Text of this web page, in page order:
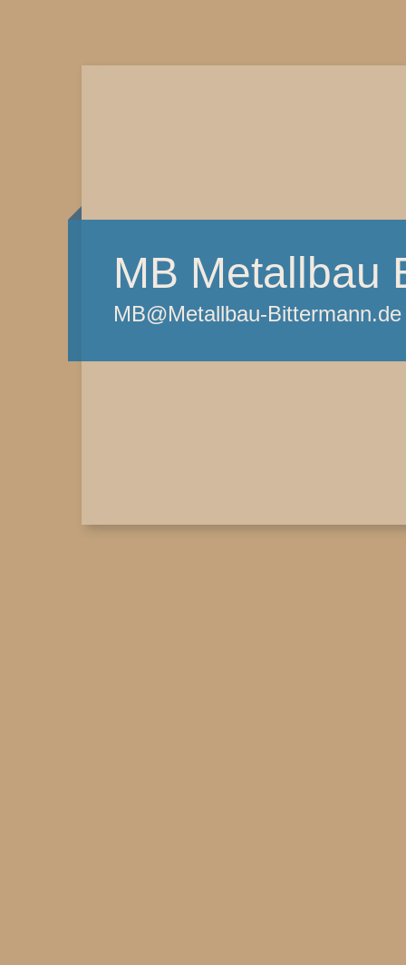
MB Metallbau
MB@Metallbau-Bittermann.de